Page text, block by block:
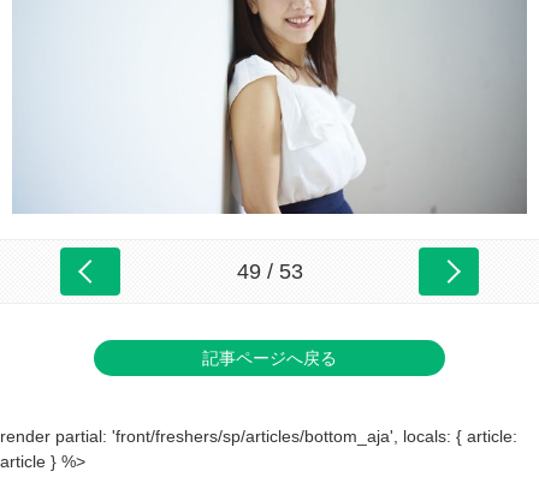
49 / 53
記事ページへ戻る
render partial: 'front/freshers/sp/articles/bottom_aja', locals: { article:
article } %>